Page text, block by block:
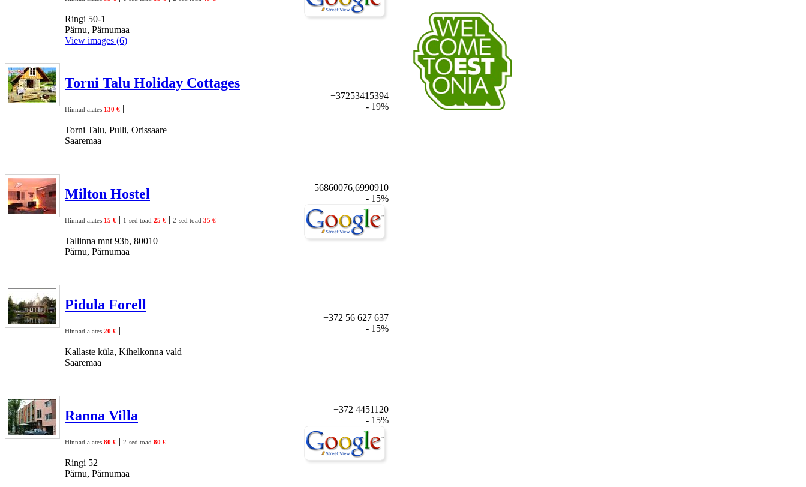
Ringi 50-1
Pärnu, Pärnumaa
View images (6)
Torni Talu Holiday Cottages
Hinnad alates 130 € |
Torni Talu, Pulli, Orissaare
Saaremaa
+37253415394
- 19%
Milton Hostel
Hinnad alates 15 € | 1-sed toad 25 € | 2-sed toad 35 €
Tallinna mnt 93b, 80010
Pärnu, Pärnumaa
56860076,6990910
- 15%
Pidula Forell
Hinnad alates 20 € |
Kallaste küla, Kihelkonna vald
Saaremaa
+372 56 627 637
- 15%
Ranna Villa
Hinnad alates 80 € | 2-sed toad 80 €
Ringi 52
Pärnu, Pärnumaa
+372 4451120
- 15%